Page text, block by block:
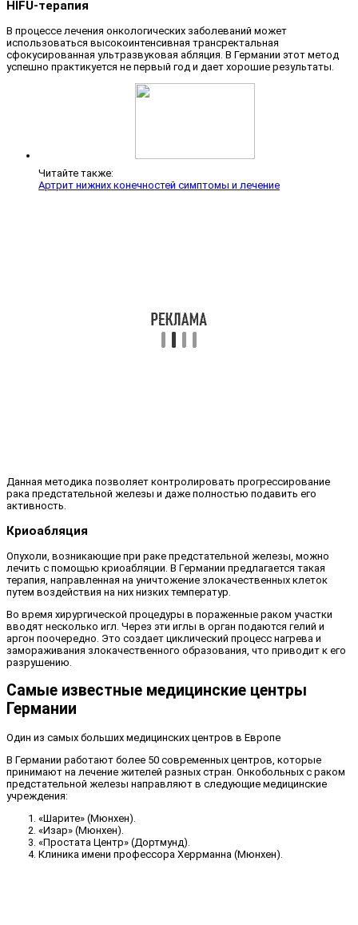
HIFU-терапия
В процессе лечения онкологических заболеваний может
использоваться высокоинтенсивная трансректальная
сфокусированная ультразвуковая абляция. В Германии этот метод
успешно практикуется не первый год и дает хорошие результаты.
Читайте также:
Артрит нижних конечностей симптомы и лечение
Данная методика позволяет контролировать прогрессирование
рака предстательной железы и даже полностью подавить его
активность.
Криоабляция
Опухоли, возникающие при раке предстательной железы, можно
лечить с помощью криоабляции. В Германии предлагается такая
терапия, направленная на уничтожение злокачественных клеток
путем воздействия на них низких температур.
Во время хирургической процедуры в пораженные раком участки
вводят несколько игл. Через эти иглы в орган подаются гелий и
аргон поочередно. Это создает циклический процесс нагрева и
замораживания злокачественного образования, что приводит к его
разрушению.
Самые известные медицинские центры
Германии
Один из самых больших медицинских центров в Европе
В Германии работают более 50 современных центров, которые
принимают на лечение жителей разных стран. Онкобольных с раком
предстательной железы направляют в следующие медицинские
учреждения:
«Шарите» (Мюнхен).
«Изар» (Мюнхен).
«Простата Центр» (Дортмунд).
Клиника имени профессора Херрманна (Мюнхен).